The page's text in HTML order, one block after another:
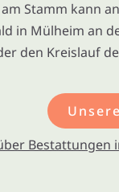
Stamm kann
in Mülheim an
den Kreislauf
Bestattungen